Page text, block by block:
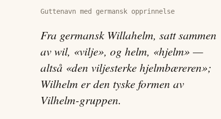
Guttenavn med germansk opprinnelse
Fra germansk Willahelm, satt sammen
av wil, «vilje», og helm, «hjelm» —
altså «den viljesterke hjelmbæreren»;
Wilhelm er den tyske formen av
Vilhelm-gruppen.